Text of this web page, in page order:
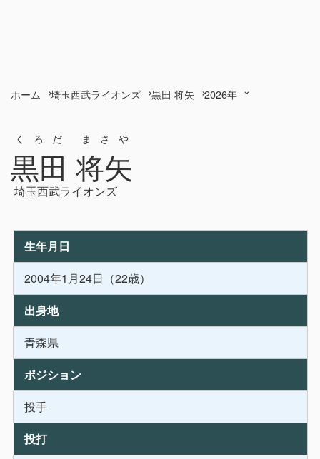
ホーム 埼玉西武ライオンズ 黒田 将矢 2026年
黒田 将矢
くろだ まさや
埼玉西武ライオンズ
生年月日
2004年1月24日（22歳）
出身地
青森県
ポジション
投手
投打